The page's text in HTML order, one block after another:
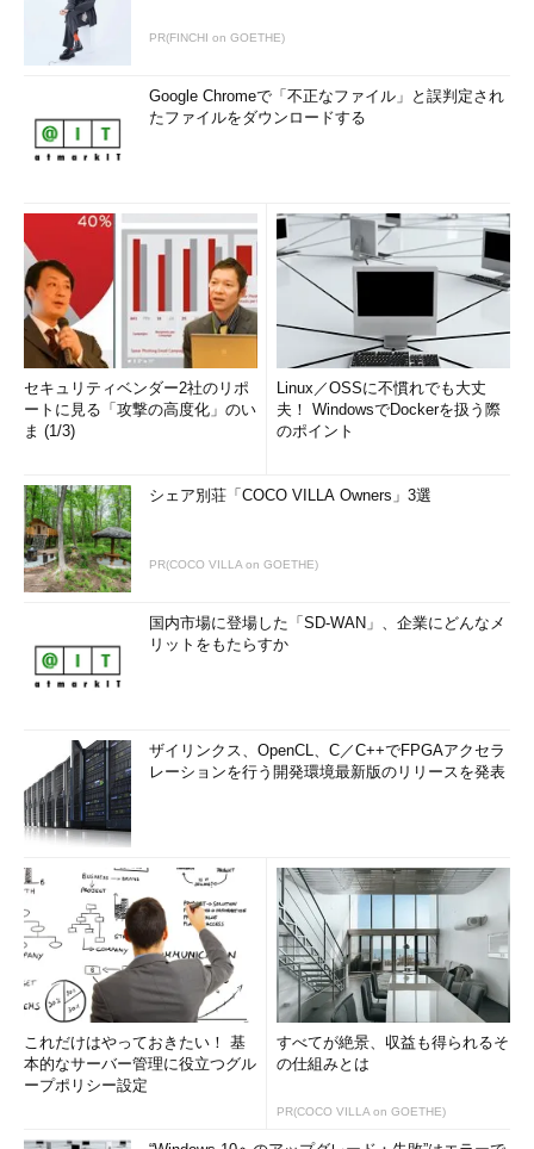
PR(FINCHI on GOETHE)
Google Chromeで「不正なファイル」と誤判定され
たファイルをダウンロードする
セキュリティベンダー2社のリポ
ートに見る「攻撃の高度化」のい
ま (1/3)
Linux／OSSに不慣れでも大丈
夫！ WindowsでDockerを扱う際
のポイント
シェア別荘「COCO VILLA Owners」3選
PR(COCO VILLA on GOETHE)
国内市場に登場した「SD-WAN」、企業にどんなメ
リットをもたらすか
ザイリンクス、OpenCL、C／C++でFPGAアクセラ
レーションを行う開発環境最新版のリリースを発表
これだけはやっておきたい！ 基
本的なサーバー管理に役立つグル
ープポリシー設定
すべてが絶景、収益も得られるそ
の仕組みとは
PR(COCO VILLA on GOETHE)